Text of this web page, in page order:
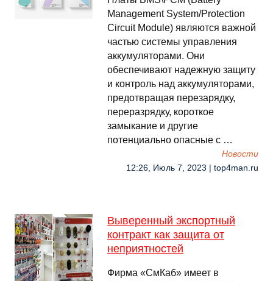
Management System/Protection
Circuit Module) являются важной
частью системы управления
аккумуляторами. Они
обеспечивают надежную защиту
и контроль над аккумуляторами,
предотвращая перезарядку,
переразрядку, короткое
замыкание и другие
потенциально опасные с …
Новости
12:26, Июль 7, 2023 | top4man.ru
Выверенный экспортный
контракт как защита от
неприятностей
Фирма «СмКаб» имеет в